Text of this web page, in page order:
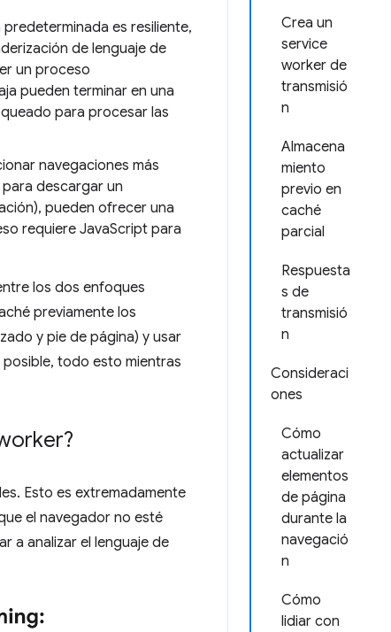
Crea un
service
worker de
transmisió
n
Almacena
miento
previo en
caché
parcial
Respuesta
s de
transmisió
n
Consideraci
ones
Cómo
actualizar
elementos
de página
durante la
navegació
n
Cómo
lidiar con
es resiliente,
de lenguaje de
un proceso
pueden terminar en una
para procesar las
navegaciones más
descargar un
pueden ofrecer una
requiere JavaScript para
los dos enfoques
previamente los
y pie de página) y usar
todo esto mientras
Esto es extremadamente
el navegador no esté
a analizar el lenguaje de